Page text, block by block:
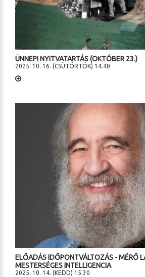
ÜNNEPI NYITVATARTÁS (OKTÓBER 23.)
2025. 10. 16. (CSÜTÖRTÖK) 14.40
ELŐADÁS IDŐPONTVÁLTOZÁS - MÉRŐ
MESTERSÉGES INTELLIGENCIA
2025. 10. 14. (KEDD) 15.30